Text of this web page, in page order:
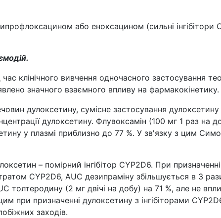
або еноксацином (сильні інгібітори
час клінічного вивчення одночасного застосування
значного взаємного впливу на фармакокінетику.
дулоксетину, сумісне застосування
дулоксетину. Флувоксамін (100 мг 1 раз на
у плазмі приблизно до 77 %. У зв'язку з цим
– помірний інгібітор CYP2D6. При
CYP2D6, AUC дезипраміну збільшується в 3
толтеродину (2 мг двічі на добу) на 71 %, але не
при призначенні дулоксетину з інгібіторами
заходів.